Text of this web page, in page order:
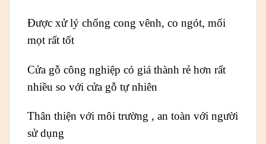
Được xử lý chống cong vênh, co ngót, mối
mọt rất tốt
Cửa gỗ công nghiệp có giá thành rẻ hơn rất
nhiều so với cửa gỗ tự nhiên
Thân thiện với môi trường , an toàn với người
sử dụng